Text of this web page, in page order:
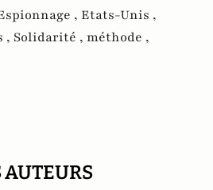
, Etats-Unis ,
, Solidarité , méthode ,
AUTEURS